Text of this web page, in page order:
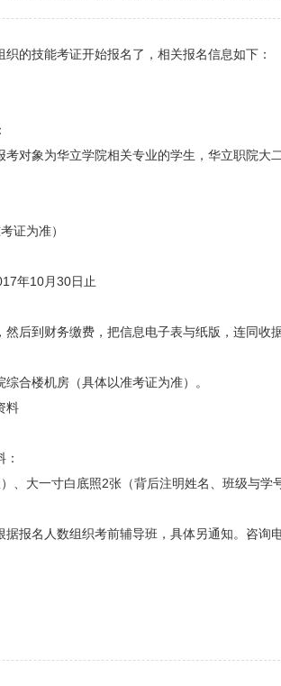
织的技能考证开始报名了，相关报名信息如下：
考对象为华立学院相关专业的学生，华立职院
证为准）
年10月30日止
后到财务缴费，把信息电子表与纸版，连同收
合楼机房（具体以准考证为准）。
料
、大一寸白底照2张（背后注明姓名、班级与学
报名人数组织考前辅导班，具体另通知。咨询